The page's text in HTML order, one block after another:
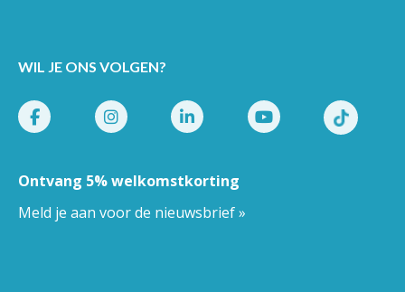
WIL JE ONS VOLGEN?
Ontvang 5% welkomstkorting
Meld je aan voor de nieuwsbrief »